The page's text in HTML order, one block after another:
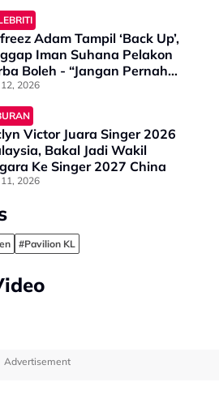
Adam Tampil ‘Back Up’,
Iman Suhana Pelakon
Boleh - “Jangan Pernah
12, 2026
Victor Juara Singer 2026
Bakal Jadi Wakil
Ke Singer 2027 China
11, 2026
#Pavilion KL
Advertisement